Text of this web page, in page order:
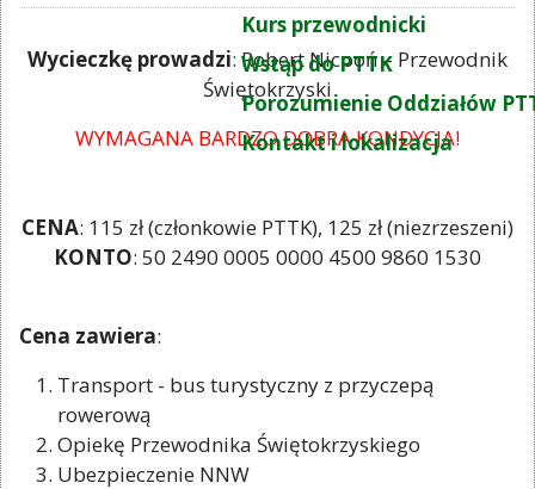
Kurs przewodnicki
Wstąp do PTTK
Porozumienie Oddziałów
Kontakt i lokalizacja
Wycieczkę prowadzi: Robert Nicpoń – Przewodnik
Świętokrzyski
WYMAGANA BARDZO DOBRA KONDYCJA!
CENA: 115 zł (członkowie PTTK), 125 zł (niezrzeszeni)
KONTO: 50 2490 0005 0000 4500 9860 1530
Cena zawiera:
Transport - bus turystyczny z przyczepą
rowerową
Opiekę Przewodnika Świętokrzyskiego
Ubezpieczenie NNW